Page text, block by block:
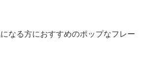
なる方におすすめのポップなフレー